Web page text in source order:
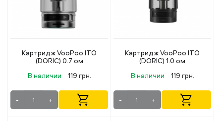
Картридж VooPoo ITO
(DORIC) 0.7 ом
В наличии
119 грн.
- +
Картридж VooPoo ITO
(DORIC) 1.0 ом
В наличии
119 грн.
- +